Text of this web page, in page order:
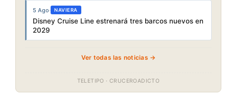
5 Ago· NAVIERA
Disney Cruise Line estrenará tres barcos nuevos en
2029
Ver todas las noticias →
TELETIPO · CRUCEROADICTO